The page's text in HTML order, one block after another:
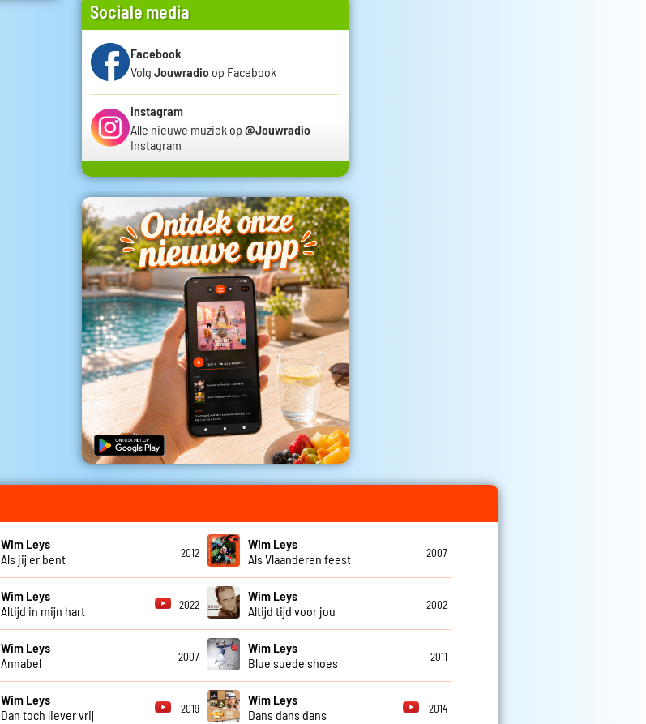
Sociale media
Facebook
Volg Jouwradio op Facebook
Instagram
Alle nieuwe muziek op @Jouwradio
Instagram
Wim Leys
Als jij er bent
2012
Wim Leys
Als Vlaanderen feest
2007
Wim Leys
Altijd in mijn hart
2022
Wim Leys
Altijd tijd voor jou
2002
Wim Leys
Annabel
2007
Wim Leys
Blue suede shoes
2011
Wim Leys
Dan toch liever vrij
2019
Wim Leys
Dans dans dans
2014